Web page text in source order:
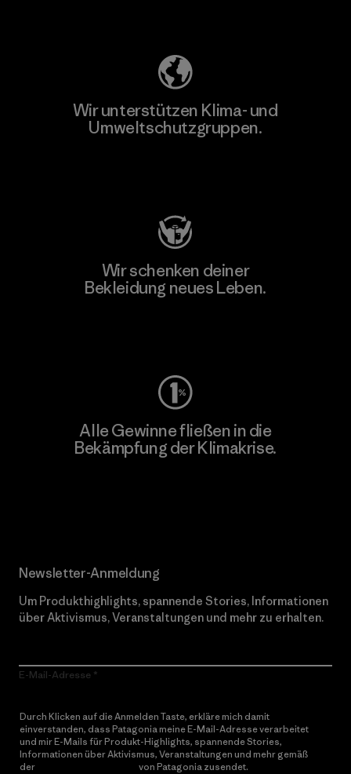
Wir unterstützen Klima- und
Umweltschutzgruppen.
Wir schenken deiner
Bekleidung neues Leben.
Alle Gewinne fließen in die
Bekämpfung der Klimakrise.
Newsletter-Anmeldung
Um Produkthighlights, spannende Stories, Informationen
über Aktivismus, Veranstaltungen und mehr zu erhalten.
E-Mail-Adresse
Durch Klicken auf die Anmelden Taste, erkläre mich damit
einverstanden, dass Patagonia meine E-Mail-Adresse verarbeitet
und mir E-Mails für Produkt-Highlights, spannende Stories,
Informationen über Aktivismus, Veranstaltungen und mehr gemäß
der
von Patagonia zusendet.